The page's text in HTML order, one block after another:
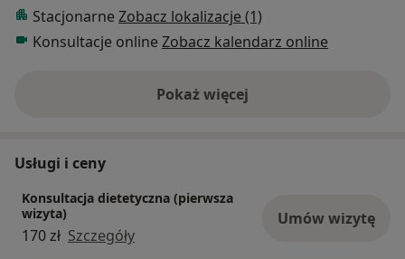
Stacjonarne Zobacz lokalizacje (1)
Konsultacje online Zobacz kalendarz online
Pokaż więcejo doświadczeniu
Usługi i ceny
Konsultacja dietetyczna (pierwsza
wizyta)
170 zł Szczegóły
Umów wizytę